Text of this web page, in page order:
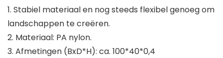
1. Stabiel materiaal en nog steeds flexibel genoeg om
landschappen te creëren.
2. Materiaal: PA nylon.
3. Afmetingen (BxD*H): ca. 100*40*0,4